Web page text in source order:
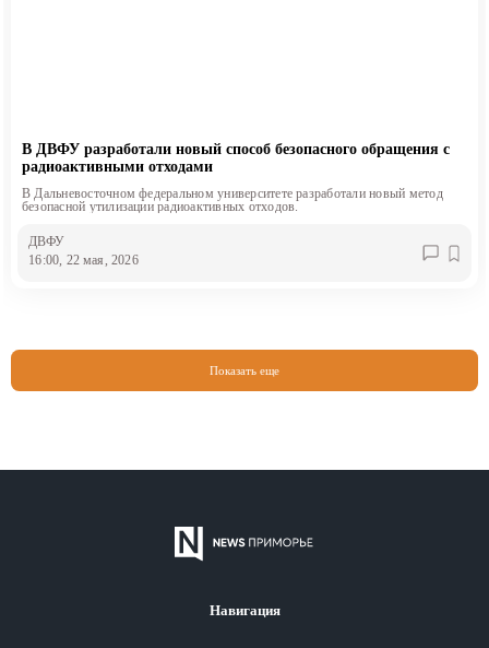
В ДВФУ разработали новый способ безопасного обращения с
радиоактивными отходами
В Дальневосточном федеральном университете разработали новый метод
безопасной утилизации радиоактивных отходов.
ДВФУ
16:00, 22 мая, 2026
Показать еще
Навигация